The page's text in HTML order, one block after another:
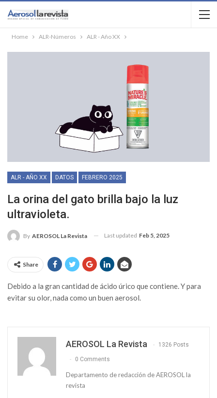
Home ALR-Números ALR - Año XX
ALR - AÑO XX DATOS FEBRERO 2025
La orina del gato brilla bajo la luz
ultravioleta.
By AEROSOL La Revista Last updated Feb 5, 2025
Share
Debido a la gran cantidad de ácido úrico que contiene. Y para
evitar su olor, nada como un buen aerosol.
AEROSOL La Revista 1326 Posts
0 Comments
Departamento de redacción de AEROSOL la
revista